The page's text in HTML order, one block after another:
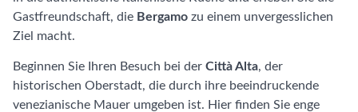
Gastfreundschaft, die Bergamo zu einem unvergesslichen
Ziel macht.
Beginnen Sie Ihren Besuch bei der Città Alta, der
historischen Oberstadt, die durch ihre beeindruckende
venezianische Mauer umgeben ist. Hier finden Sie enge